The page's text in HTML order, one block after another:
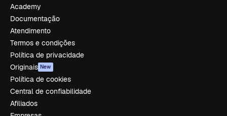
Academy
Documentação
Atendimento
Termos e condições
Política de privacidade
Originais New
Política de cookies
Central de confiabilidade
Afiliados